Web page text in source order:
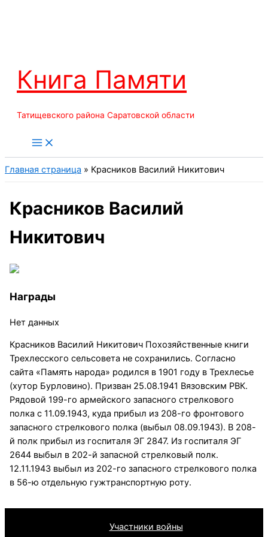
Книга Памяти
Татищевского района Саратовской области
Главная страница » Красников Василий Никитович
Красников Василий
Никитович
Награды
Нет данных
Красников Василий Никитович Похозяйственные книги
Трехлесского сельсовета не сохранились. Согласно
сайта «Память народа» родился в 1901 году в Трехлесье
(хутор Бурловино). Призван 25.08.1941 Вязовским РВК.
Рядовой 199-го армейского запасного стрелкового
полка с 11.09.1943, куда прибыл из 208-го фронтового
запасного стрелкового полка (выбыл 08.09.1943). В 208-
й полк прибыл из госпиталя ЭГ 2847. Из госпиталя ЭГ
2644 выбыл в 202-й запасной стрелковый полк.
12.11.1943 выбыл из 202-го запасного стрелкового полка
в 56-ю отдельную гужтранспортную роту.
Участники войны